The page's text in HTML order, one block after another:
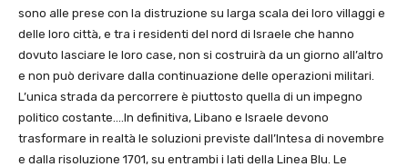
sono alle prese con la distruzione su larga scala dei loro villaggi e
delle loro città, e tra i residenti del nord di Israele che hanno
dovuto lasciare le loro case, non si costruirà da un giorno all’altro
e non può derivare dalla continuazione delle operazioni militari.
L’unica strada da percorrere è piuttosto quella di un impegno
politico costante….In definitiva, Libano e Israele devono
trasformare in realtà le soluzioni previste dall’Intesa di novembre
e dalla risoluzione 1701, su entrambi i lati della Linea Blu. Le